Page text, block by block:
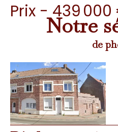
Prix - 439
Notre
de